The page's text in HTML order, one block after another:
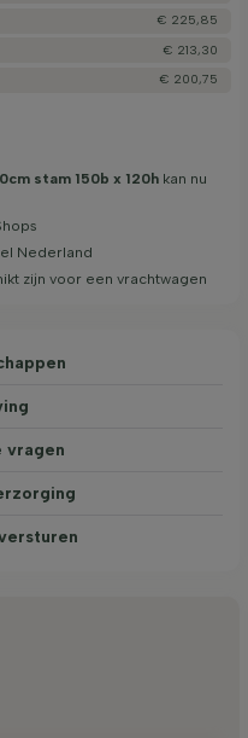
€ 225,85
€ 213,30
€ 200,75
stam 150b x 120h kan nu
Nederland
zijn voor een vrachtwagen
vragen